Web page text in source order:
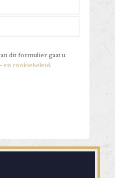
dit formulier gaat u
en cookiebeleid.